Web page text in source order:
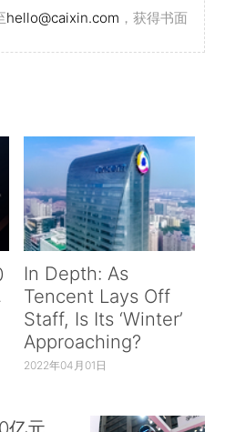
hello@caixin.com ，获得书面
In Depth: As
Tencent Lays Off
Staff, Is Its ‘Winter’
Approaching?
2022年04月01日